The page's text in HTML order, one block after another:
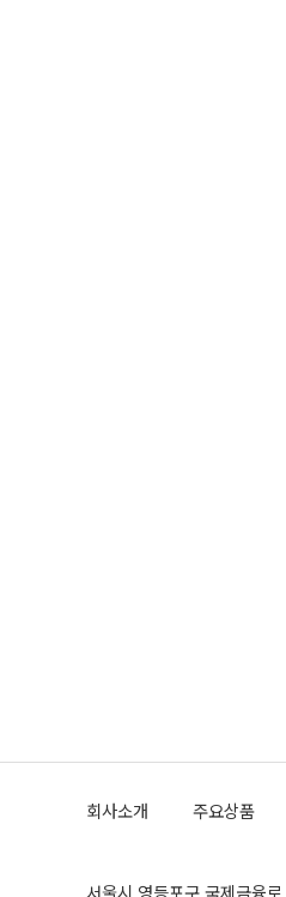
회사소개 주요상품
서울시 영등포구 국제금융